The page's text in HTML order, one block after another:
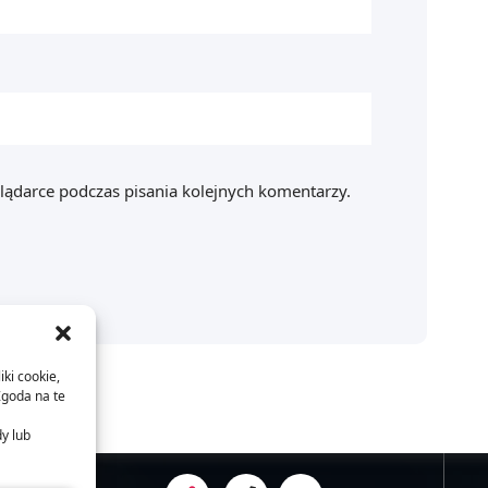
cookie,
na te
lub
podczas pisania kolejnych komentarzy.